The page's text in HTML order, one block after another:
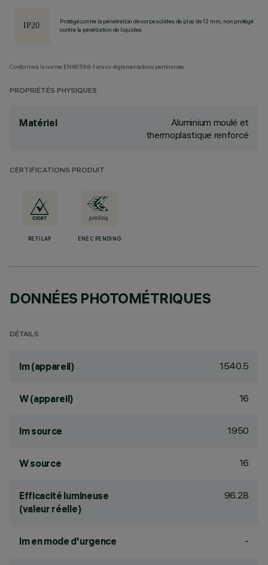
Protégé contre la pénétration de corps solides de plus de 12 mm, non protégé
contre la pénétration de liquides.
Conforme à la norme EN60598-1 et aux réglementations pertinentes.
PROPRIÉTÉS PHYSIQUES
Matériel
Aluminium moulé et
thermoplastique renforcé
CERTIFICATIONS PRODUIT
RETILAP ENEC PENDING
DONNÉES PHOTOMÉTRIQUES
DÉTAILS
lm (appareil) 1540.5
W (appareil) 16
lm source 1950
W source 16
Efficacité lumineuse
(valeur réelle)
96.28
lm en mode d'urgence -